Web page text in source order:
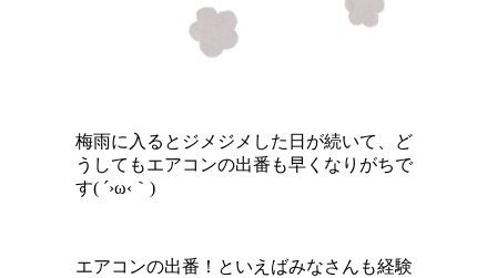
梅雨に入るとジメジメした日が続いて、ど
うしてもエアコンの出番も早くなりがちで
す( ´›ω‹｀)
エアコンの出番！といえばみなさんも経験